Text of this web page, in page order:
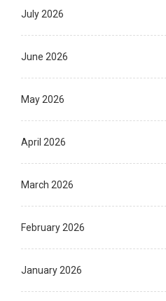
July 2026
June 2026
May 2026
April 2026
March 2026
February 2026
January 2026